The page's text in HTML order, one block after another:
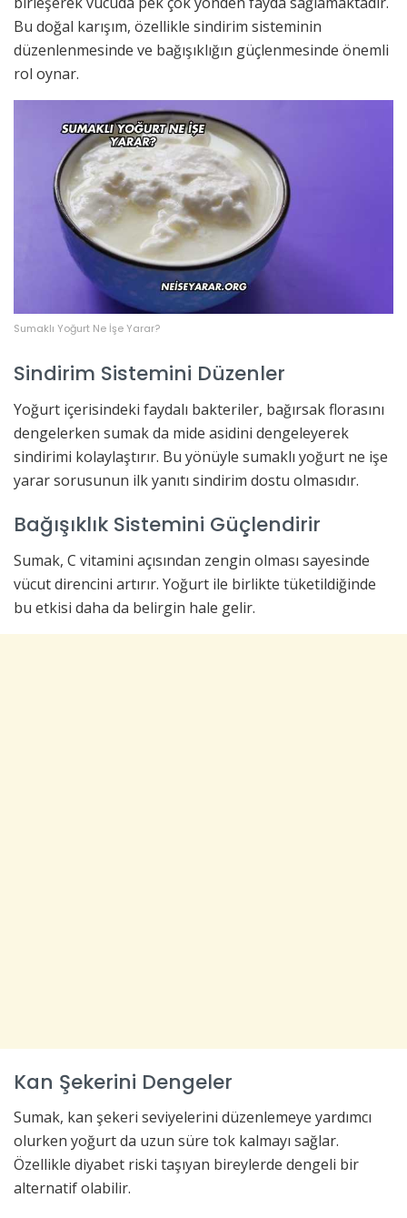
Bu doğal karışım, özellikle sindirim sisteminin
düzenlenmesinde ve bağışıklığın güçlenmesinde önemli
rol oynar.
Sumaklı Yoğurt Ne İşe Yarar?
Sindirim Sistemini Düzenler
Yoğurt içerisindeki faydalı bakteriler, bağırsak florasını
dengelerken sumak da mide asidini dengeleyerek
sindirimi kolaylaştırır. Bu yönüyle sumaklı yoğurt ne işe
yarar sorusunun ilk yanıtı sindirim dostu olmasıdır.
Bağışıklık Sistemini Güçlendirir
Sumak, C vitamini açısından zengin olması sayesinde
vücut direncini artırır. Yoğurt ile birlikte tüketildiğinde
bu etkisi daha da belirgin hale gelir.
Kan Şekerini Dengeler
Sumak, kan şekeri seviyelerini düzenlemeye yardımcı
olurken yoğurt da uzun süre tok kalmayı sağlar.
Özellikle diyabet riski taşıyan bireylerde dengeli bir
alternatif olabilir.